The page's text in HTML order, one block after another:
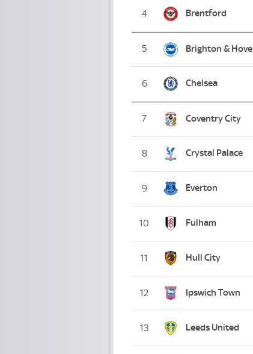
4 Brentford
5 Brighton & Hove
6 Chelsea
7 Coventry City
8 Crystal Palace
9 Everton
10 Fulham
11 Hull City
12 Ipswich Town
13 Leeds United